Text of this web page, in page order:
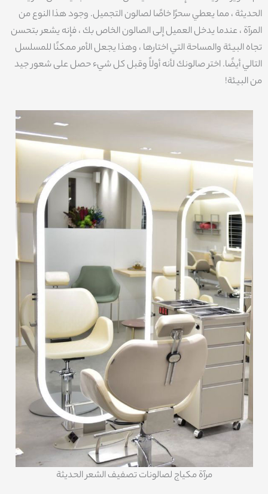
الحديثة ، مما يعطي سحرًا خاصًا لصالون التجميل. وجود هذا النوع من
المرآة ، عندما يدخل العميل إلى الصالون الخاص بك ، فإنه يشعر بتحسن
تجاه البيئة والمساحة التي اختارها ، وهذا يجعل الأمر ممكنًا للمسلسل
التالي أيضًا. اختر صالونك لأنه أولاً وقبل كل شيء حصل على شعور جيد
من البيئة!
مرآة مكياج لصالونات تصفيف الشعر الحديثة